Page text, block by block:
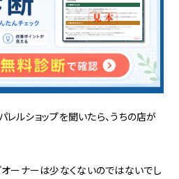
ルショップを聞いたら、うちの店が
ーナーは少なくないのではないでし